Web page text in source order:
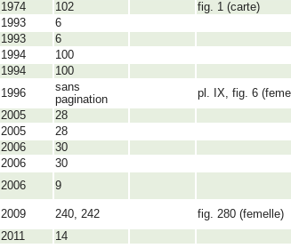
1974 102
fig. 1 (carte)
1993 6
1993 6
1994 100
1994 100
1996
sans
pagination
pl. IX, fig. 6
2005 28
2005 28
2006 30
2006 30
2006 9
2009 240, 242 fig. 280 (femelle)
2011 14